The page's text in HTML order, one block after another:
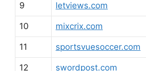
9 letviews.com
10 mixcrix.com
11 sportsvuesoccer.com
12 swordpost.com